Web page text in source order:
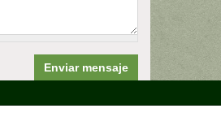
Enviar mensaje